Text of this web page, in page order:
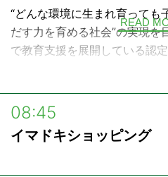
様々な情報、話題をお届けし
“どんな環境に生まれ育っても
だす力を育める社会”の実現を
で教育支援を展開している認
です。
READ
08:45
イマドキショッピング